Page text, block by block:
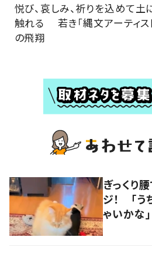
悦び、哀しみ、祈りを込めて土
触れる 若き「縄文アーティス
の飛翔
ぎっくり
ジ！ 「う
ゃいかな」